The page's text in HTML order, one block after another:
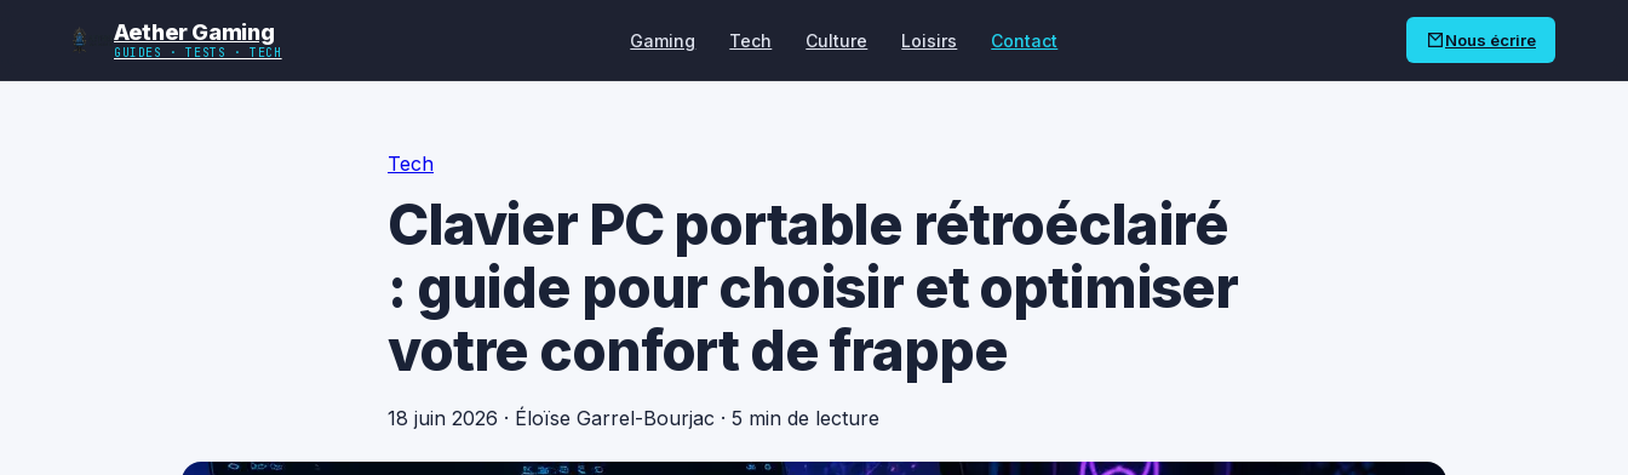
Aether Gaming
GUIDES · TESTS · TECH
Gaming Tech Culture Loisirs Contact Nous écrire
Tech
Clavier PC portable rétroéclairé
: guide pour choisir et optimiser
votre confort de frappe
18 juin 2026 · Éloïse Garrel-Bourjac · 5 min de lecture